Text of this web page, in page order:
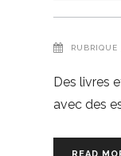
RUBRIQUE
Des livres
avec des